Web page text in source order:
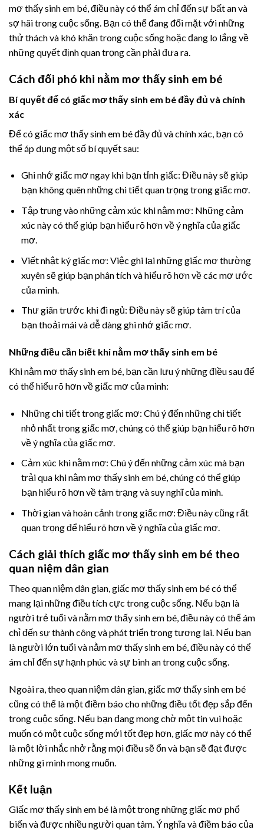
mơ thấy sinh em bé, điều này có thể ám chỉ đến sự bất an và
sợ hãi trong cuộc sống. Bạn có thể đang đối mặt với những
thử thách và khó khăn trong cuộc sống hoặc đang lo lắng về
những quyết định quan trọng cần phải đưa ra.
Cách đối phó khi nằm mơ thấy sinh em bé
Bí quyết để có giấc mơ thấy sinh em bé đầy đủ và chính
xác
Để có giấc mơ thấy sinh em bé đầy đủ và chính xác, bạn có
thể áp dụng một số bí quyết sau:
Ghi nhớ giấc mơ ngay khi bạn tỉnh giấc: Điều này sẽ giúp
bạn không quên những chi tiết quan trọng trong giấc mơ.
Tập trung vào những cảm xúc khi nằm mơ: Những cảm
xúc này có thể giúp bạn hiểu rõ hơn về ý nghĩa của giấc
mơ.
Viết nhật ký giấc mơ: Việc ghi lại những giấc mơ thường
xuyên sẽ giúp bạn phân tích và hiểu rõ hơn về các mơ ước
của mình.
Thư giãn trước khi đi ngủ: Điều này sẽ giúp tâm trí của
bạn thoải mái và dễ dàng ghi nhớ giấc mơ.
Những điều cần biết khi nằm mơ thấy sinh em bé
Khi nằm mơ thấy sinh em bé, bạn cần lưu ý những điều sau để
có thể hiểu rõ hơn về giấc mơ của mình:
Những chi tiết trong giấc mơ: Chú ý đến những chi tiết
nhỏ nhất trong giấc mơ, chúng có thể giúp bạn hiểu rõ hơn
về ý nghĩa của giấc mơ.
Cảm xúc khi nằm mơ: Chú ý đến những cảm xúc mà bạn
trải qua khi nằm mơ thấy sinh em bé, chúng có thể giúp
bạn hiểu rõ hơn về tâm trạng và suy nghĩ của mình.
Thời gian và hoàn cảnh trong giấc mơ: Điều này cũng rất
quan trọng để hiểu rõ hơn về ý nghĩa của giấc mơ.
Cách giải thích giấc mơ thấy sinh em bé theo
quan niệm dân gian
Theo quan niệm dân gian, giấc mơ thấy sinh em bé có thể
mang lại những điều tích cực trong cuộc sống. Nếu bạn là
người trẻ tuổi và nằm mơ thấy sinh em bé, điều này có thể ám
chỉ đến sự thành công và phát triển trong tương lai. Nếu bạn
là người lớn tuổi và nằm mơ thấy sinh em bé, điều này có thể
ám chỉ đến sự hạnh phúc và sự bình an trong cuộc sống.
Ngoài ra, theo quan niệm dân gian, giấc mơ thấy sinh em bé
cũng có thể là một điềm báo cho những điều tốt đẹp sắp đến
trong cuộc sống. Nếu bạn đang mong chờ một tin vui hoặc
muốn có một cuộc sống mới tốt đẹp hơn, giấc mơ này có thể
là một lời nhắc nhở rằng mọi điều sẽ ổn và bạn sẽ đạt được
những gì mình mong muốn.
Kết luận
Giấc mơ thấy sinh em bé là một trong những giấc mơ phổ
biến và được nhiều người quan tâm. Ý nghĩa và điềm báo của